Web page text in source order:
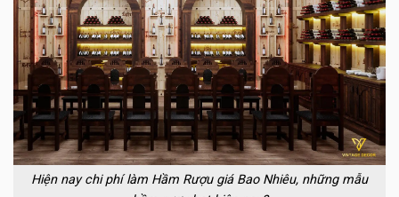
Hiện nay chi phí làm Hầm Rượu giá Bao Nhiêu, những mẫu